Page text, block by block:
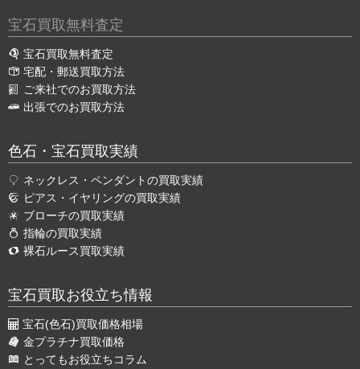
宝石買取無料査定
宝石買取無料査定
宅配・郵送買取方法
ご来社でのお買取方法
出張でのお買取方法
色石・宝石買取実績
ネックレス・ペンダントの買取実績
ピアス・イヤリングの買取実績
ブローチの買取実績
指輪の買取実績
裸石ルース買取実績
宝石買取お役立ち情報
宝石(色石)買取価格相場
金プラチナ買取価格
とってもお役立ちコラム